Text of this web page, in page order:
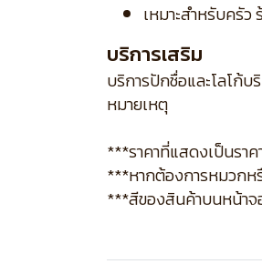
เหมาะสำหรับครัว
บริการเสริม
บริการปักชื่อและโลโก้
หมายเหตุ
***ราคาที่แสดงเป็นรา
***หากต้องการหมวกห
***สีของสินค้าบนหน้าจ